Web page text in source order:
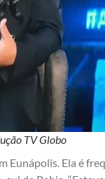
TV Globo
Eunápolis. Ela é